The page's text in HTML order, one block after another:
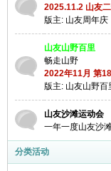
2025.11.2 山友
版主: 山友周年庆
山友山野百里
畅走山野
2022年11月 第
版主: 山友山野百
山友沙滩运动会
一年一度山友沙
分类活动